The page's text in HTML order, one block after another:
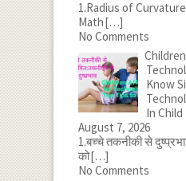
1.Radius of
Math[…]
No Comments
Know
In
August 7, 2026
1.बच्चे तकनीकी से
को[…]
No Comments